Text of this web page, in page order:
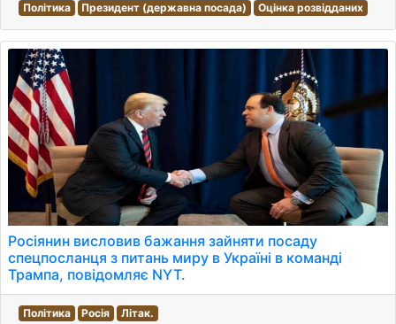
Політика Президент (державна посада) Оцінка розвідданих
Росіянин висловив бажання зайняти посаду
спецпосланця з питань миру в Україні в команді
Трампа, повідомляє NYT.
Політика Росія Літак.